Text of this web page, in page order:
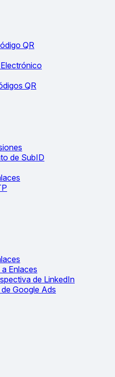
QR
QR
de SubID
Enlaces
de LinkedIn
Google Ads